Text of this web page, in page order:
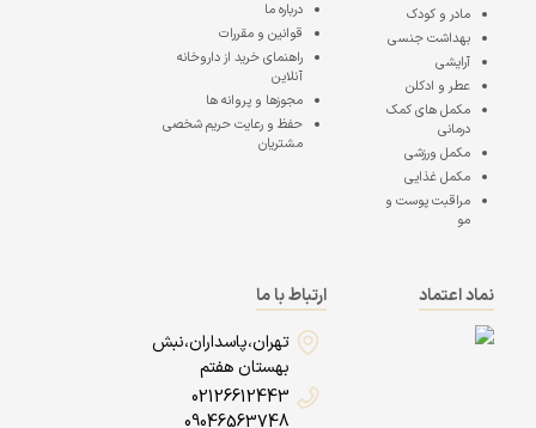
مادر و کودک
بهداشت جنسی
آرایشی
عطر و ادکلن
مکمل های کمک
درمانی
مکمل ورزشی
مکمل غذایی
مراقبت پوست و
مو
درباره ما
قوانین و مقررات
راهنمای خرید از داروخانه
آنلاین
مجوزها و پروانه ها
حفظ و رعایت حریم شخصی
مشتریان
نماد اعتماد
ارتباط با ما
تهران،پاسداران،نبش
بهستان هفتم
02126612443
09046563748